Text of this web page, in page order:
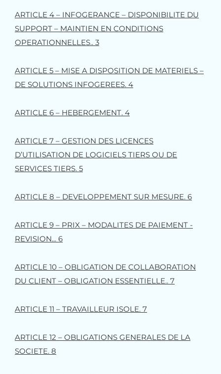
ARTICLE 4 – INFOGERANCE – DISPONIBILITE DU
SUPPORT – MAINTIEN EN CONDITIONS
OPERATIONNELLES.. 3
ARTICLE 5 – MISE A DISPOSITION DE MATERIELS –
DE SOLUTIONS INFOGEREES. 4
ARTICLE 6 – HEBERGEMENT. 4
ARTICLE 7 – GESTION DES LICENCES
D’UTILISATION DE LOGICIELS TIERS OU DE
SERVICES TIERS. 5
ARTICLE 8 – DEVELOPPEMENT SUR MESURE. 6
ARTICLE 9 – PRIX – MODALITES DE PAIEMENT -
REVISION... 6
ARTICLE 10 – OBLIGATION DE COLLABORATION
DU CLIENT – OBLIGATION ESSENTIELLE.. 7
ARTICLE 11 – TRAVAILLEUR ISOLE. 7
ARTICLE 12 – OBLIGATIONS GENERALES DE LA
SOCIETE. 8